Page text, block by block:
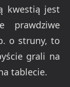
kwestią jest
prawdziwe
o struny, to
grali na
tablecie.